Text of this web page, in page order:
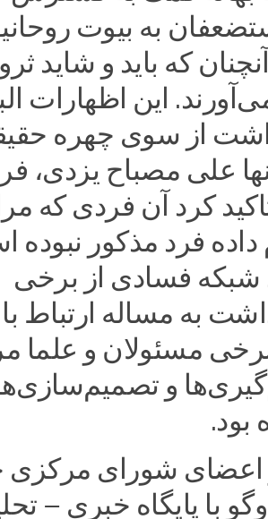
به بیوت
که باید و شاید
این اظهارات
از سوی چهره
علی مصباح‌ یزدی،
کرد آن فردی که
فرد مذکور نبوده
شبکه فسادی از برخی
به مساله ارتباط با
مسئولان و علما
و تصمیم‌سازی‌ها
اعضای شورای مرکزی
با پایگاه خبری –